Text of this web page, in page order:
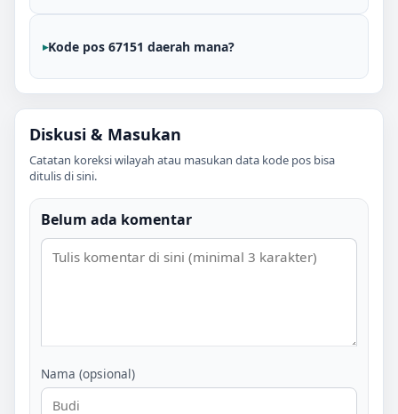
Kode pos 67151 daerah mana?
Diskusi & Masukan
Catatan koreksi wilayah atau masukan data kode pos bisa
ditulis di sini.
Belum ada komentar
Nama (opsional)